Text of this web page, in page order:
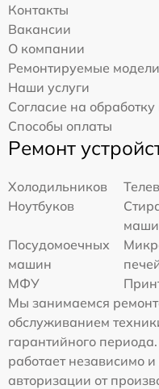
Контакты
Вакансии
О компании
Ремонтируемые модели
Наши услуги
Согласие на
Способы оплаты
Ремонт
Холодильников
Ноутбуков
Посудомоечных
машин
МФУ
Мы занимаемся
обслуживанием
гарантийного
работает независимо
авторизации от